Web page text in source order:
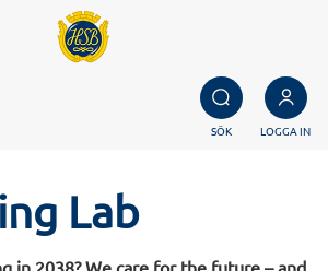
SÖK LOGGA IN
Lab
in 2038? We care for the future – and